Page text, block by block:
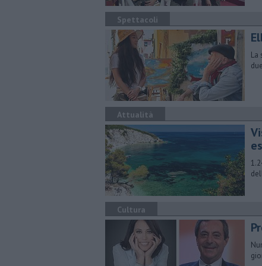
Spettacoli
La
Attualità
Cultura